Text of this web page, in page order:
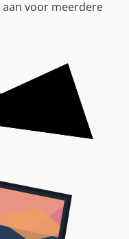
voor meerdere